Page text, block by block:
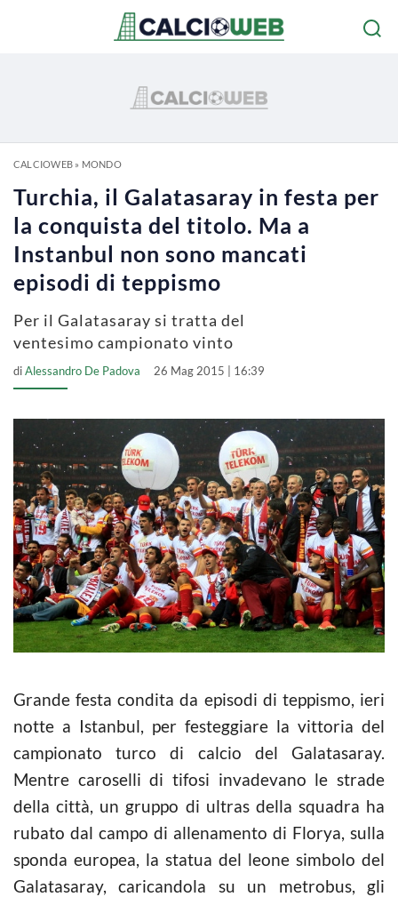
CALCIOWEB» MONDO
Turchia, il Galatasaray in festa per
la conquista del titolo. Ma a
Instanbul non sono mancati
episodi di teppismo
Per il Galatasaray si tratta del
ventesimo campionato vinto
diAlessandro De Padova 26 Mag 2015 | 16:39
Grande festa condita da episodi di teppismo, ieri
notte a Istanbul, per festeggiare la vittoria del
campionato turco di calcio del Galatasaray.
Mentre caroselli di tifosi invadevano le strade
della città, un gruppo di ultras della squadra ha
rubato dal campo di allenamento di Florya, sulla
sponda europea, la statua del leone simbolo del
Galatasaray, caricandola su un metrobus, gli